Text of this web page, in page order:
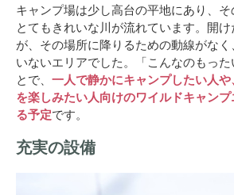
キャンプ場は少し高台の平地にあり、そ
とてもきれいな川が流れています。開
が、その場所に降りるための動線がな
いないエリアでした。「こんなのもった
とで、 一人で静かにキャンプしたい人
を楽しみたい人向けのワイルドキャン
る予定です。
充実の設備